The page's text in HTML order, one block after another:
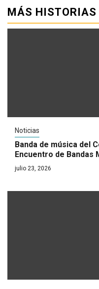
MÁS HISTORIAS
Noticias
Banda de música del
Encuentro de Bandas
julio 23, 2026